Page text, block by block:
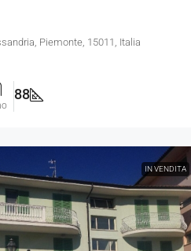
Piemonte, 15011, Italia
88
IN VENDITA